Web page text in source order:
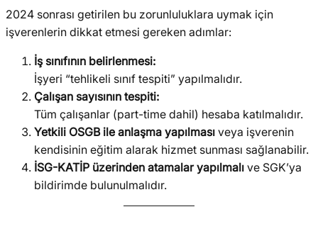
2024 sonrası getirilen bu zorunluluklara uymak için
işverenlerin dikkat etmesi gereken adımlar:
İş sınıfının belirlenmesi:
İşyeri “tehlikeli sınıf tespiti” yapılmalıdır.
Çalışan sayısının tespiti:
Tüm çalışanlar (part-time dahil) hesaba katılmalıdır.
Yetkili OSGB ile anlaşma yapılması veya işverenin
kendisinin eğitim alarak hizmet sunması sağlanabilir.
İSG-KATİP üzerinden atamalar yapılmalı ve SGK’ya
bildirimde bulunulmalıdır.